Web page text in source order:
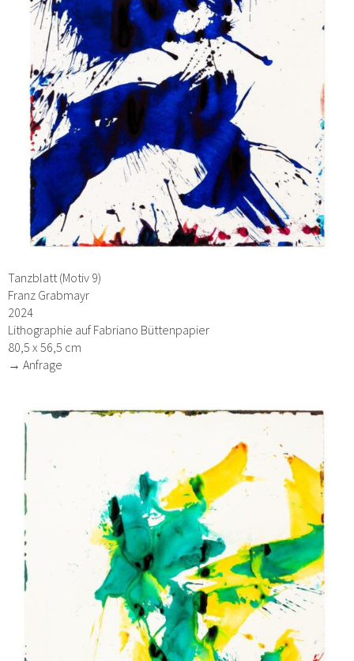
Tanzblatt (Motiv 9)
Franz Grabmayr
2024
Lithographie auf Fabriano Büttenpapier
80,5 x 56,5 cm
→ Anfrage